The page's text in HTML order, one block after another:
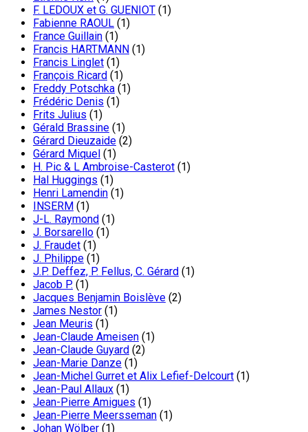
F. LEDOUX et G. GUENIOT (1)
Fabienne RAOUL (1)
France Guillain (1)
Francis HARTMANN (1)
Francis Linglet (1)
François Ricard (1)
Freddy Potschka (1)
Frédéric Denis (1)
Frits Julius (1)
Gérald Brassine (1)
Gérard Dieuzaide (2)
Gérard Miquel (1)
H. Pic & L Ambroise-Casterot (1)
Hal Huggings (1)
Henri Lamendin (1)
INSERM (1)
J-L. Raymond (1)
J. Borsarello (1)
J. Fraudet (1)
J. Philippe (1)
J.P. Deffez, P. Fellus, C. Gérard (1)
Jacob P. (1)
Jacques Benjamin Boislève (2)
James Nestor (1)
Jean Meuris (1)
Jean-Claude Ameisen (1)
Jean-Claude Guyard (2)
Jean-Marie Danze (1)
Jean-Michel Gurret et Alix Lefief-Delcourt (1)
Jean-Paul Allaux (1)
Jean-Pierre Amigues (1)
Jean-Pierre Meersseman (1)
Johan Wölber (1)